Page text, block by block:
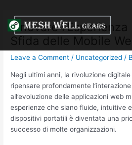
content
Innovare
Sfida delle Mobile
Leave a Comment / Uncategorized /
Negli ultimi anni, la rivoluzione
ripensare profondamente
all’evoluzione delle applicazioni web
esperienze che siano fluide, intuitive
dispositivi portatili è diventata una
successo di molte organizzazioni.
navigation